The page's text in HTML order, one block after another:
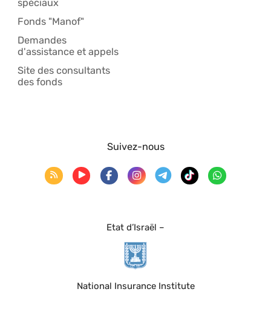
spéciaux
Fonds "Manof"
Demandes
d'assistance et appels
Site des consultants
des fonds
Etat d’Israël –
National Insurance Institute
Suivez-nous